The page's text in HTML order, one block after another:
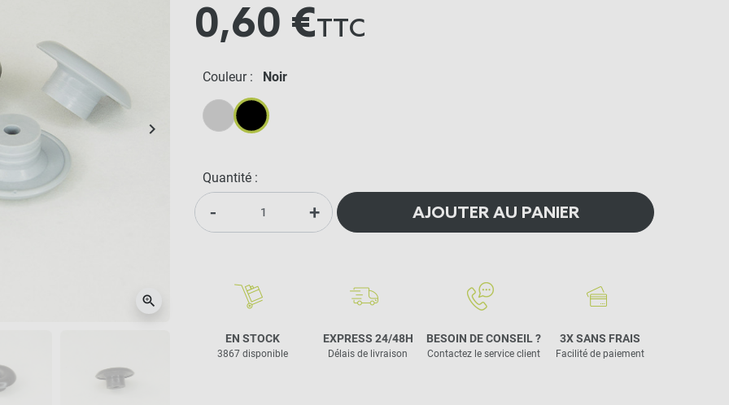
Suivant
keyboard_arrow_right
zoom_in
0,60 €TTC
Couleur : Noir
Quantité :
- + AJOUTER AU PANIER
EN STOCK
3867 disponible
EXPRESS 24/48H
Délais de livraison
BESOIN DE CONSEIL ?
Contactez le service client
3X SANS FRAIS
Facilité de paiement